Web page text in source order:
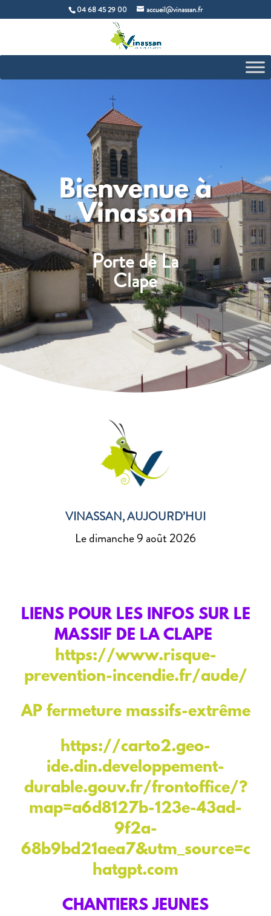
04 68 45 29 00 accueil@vinassan.fr
Bienvenue à
Vinassan
Porte de La
Clape
VINASSAN, AUJOURD’HUI
Le dimanche 9 août 2026
LIENS POUR LES INFOS SUR LE
MASSIF DE LA CLAPE
https://www.risque-
prevention-incendie.fr/aude/
AP fermeture massifs-extrême
https://carto2.geo-
ide.din.developpement-
durable.gouv.fr/frontoffice/?
map=a6d8127b-123e-43ad-
9f2a-
68b9bd21aea7&utm_source=c
hatgpt.com
CHANTIERS JEUNES